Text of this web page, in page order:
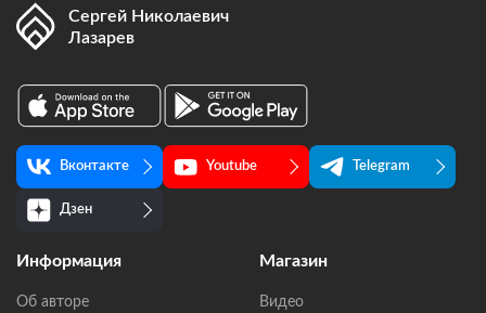
Сергей Николаевич
Лазарев
Вконтакте Youtube Telegram
Дзен
Информация
Об авторе
Магазин
Видео